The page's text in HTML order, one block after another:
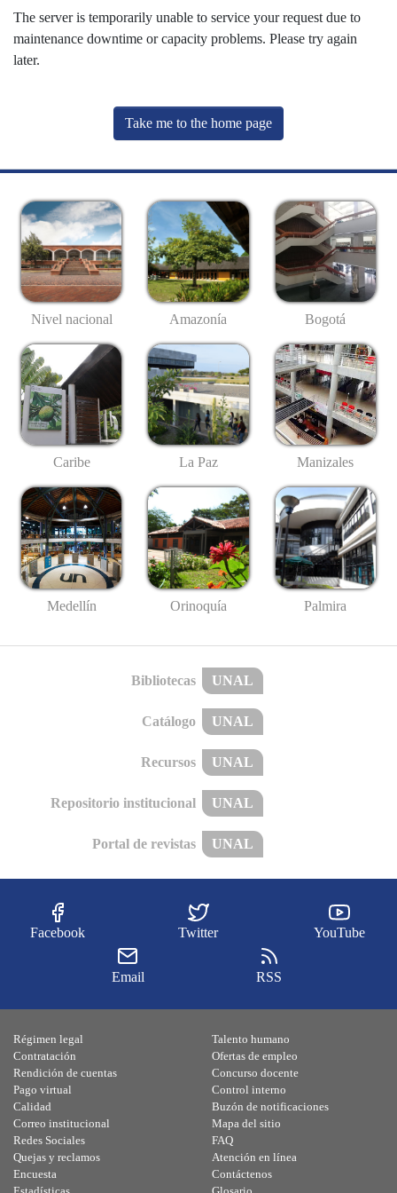
The server is temporarily unable to service your request due to
maintenance downtime or capacity problems. Please try again
later.
Take me to the home page
Nivel nacional Amazonía Bogotá
Caribe La Paz Manizales
Medellín Orinoquía Palmira
Bibliotecas UNAL
Catálogo UNAL
Recursos UNAL
Repositorio institucional UNAL
Portal de revistas UNAL
Facebook Twitter YouTube
Email RSS
Régimen legal
Contratación
Rendición de cuentas
Pago virtual
Calidad
Talento humano
Ofertas de empleo
Concurso docente
Control interno
Buzón de notificaciones
Correo institucional
Redes Sociales
Quejas y reclamos
Encuesta
Mapa del sitio
FAQ
Atención en línea
Contáctenos